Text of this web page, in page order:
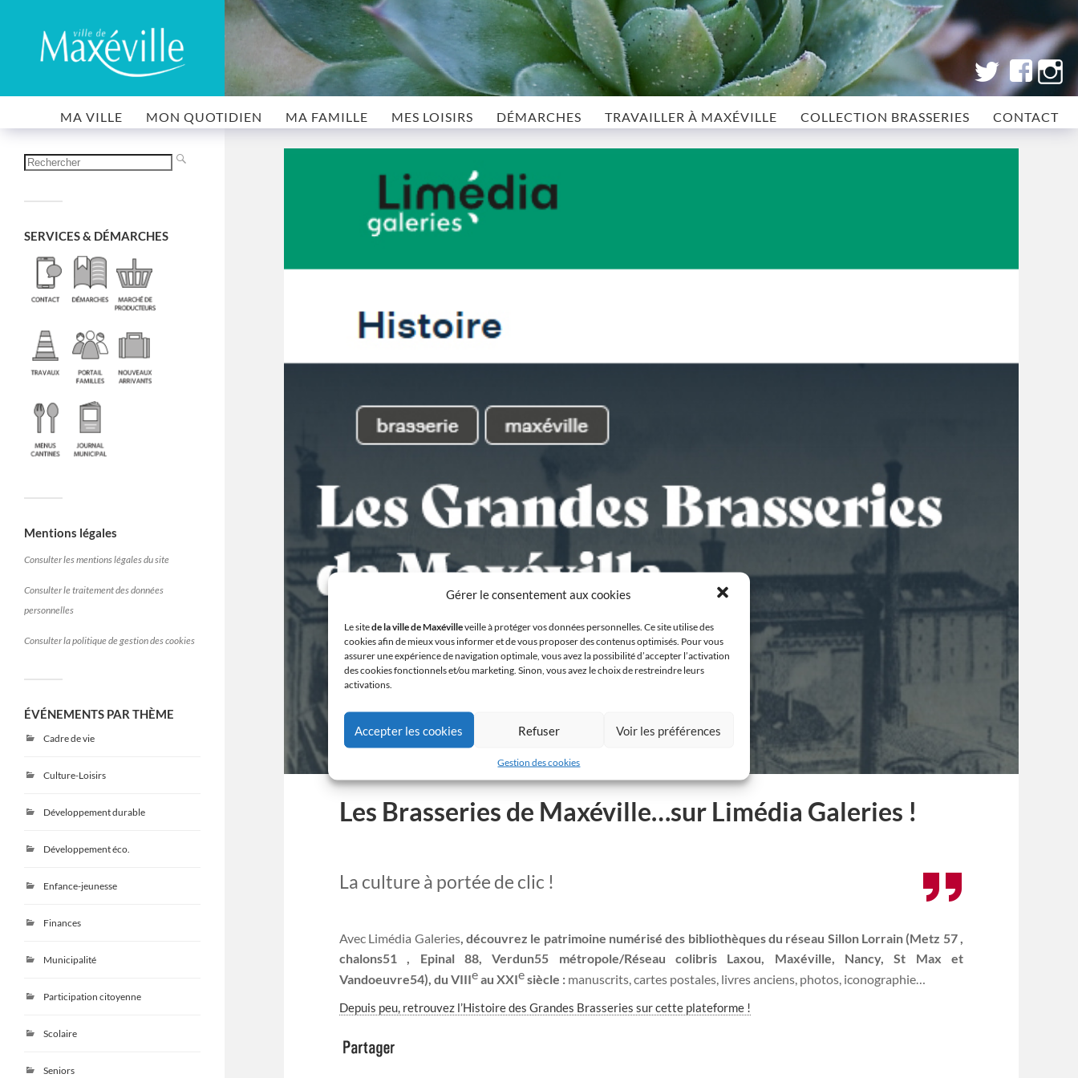
Gérer le consentement aux cookies
Le sitede la ville de Maxévilleveille à protéger vos données personnelles. Ce site utilise des
cookies afin de mieux vous informer et de vous proposer des contenus optimisés. Pour vous
assurer une expérience de navigation optimale, vous avez la possibilité d’accepter l’activation
des cookies fonctionnels et/ou marketing. Sinon, vous avez le choix de restreindre leurs
activations.
Accepter les cookies Refuser Voir les préférences
Gestion des cookies
MA VILLE MON QUOTIDIEN MA FAMILLE MES LOISIRS DÉMARCHES TRAVAILLER À MAXÉVILLE COLLECTION BRASSERIES CONTACT
SERVICES & DÉMARCHES
Mentions légales
Consulter les mentions légales du site
Consulter le traitement des données
personnelles
Consulter la politique de gestion des cookies
ÉVÉNEMENTS PAR THÈME
Cadre de vie
Culture-Loisirs
Développement durable
Développement éco.
Enfance-jeunesse
Finances
Municipalité
Participation citoyenne
Scolaire
Seniors
Les Brasseries de Maxéville…sur Limédia Galeries !
La culture à portée de clic !
Avec Limédia Galeries, découvrez le patrimoine numérisé des bibliothèques du réseau Sillon Lorrain (Metz 57 ,
chalons51 , Epinal 88, Verdun55 métropole/Réseau colibris Laxou, Maxéville, Nancy, St Max et
Vandoeuvre54), du VIIIeau XXIesiècle : manuscrits, cartes postales, livres anciens, photos, iconographie…
Depuis peu, retrouvez l’Histoire des Grandes Brasseries sur cette plateforme !